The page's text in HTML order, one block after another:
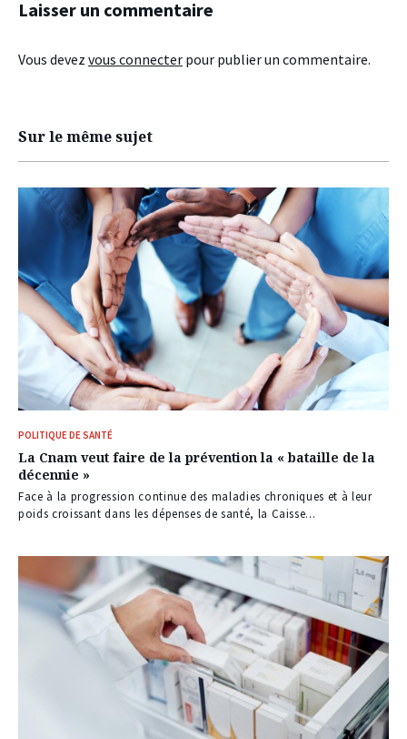
Laisser un commentaire
Vous devez vous connecter pour publier un commentaire.
Sur le même sujet
POLITIQUE DE SANTÉ
La Cnam veut faire de la prévention la « bataille de la
décennie »
Face à la progression continue des maladies chroniques et à leur
poids croissant dans les dépenses de santé, la Caisse...